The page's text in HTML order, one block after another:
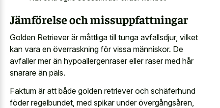
Jämförelse och missuppfattningar
Golden Retriever är måttliga till tunga avfallsdjur, vilket
kan vara en överraskning för vissa människor. De
avfaller mer än hypoallergenraser eller raser med hår
snarare än päls.
Faktum är att både golden retriever och schäferhund
föder regelbundet, med spikar under övergångsåren,